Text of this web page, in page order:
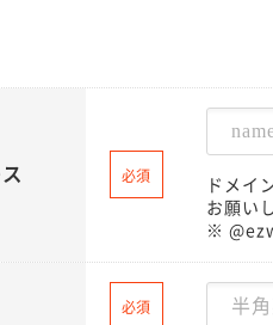
必須
ドメイ
お願い
※
必須